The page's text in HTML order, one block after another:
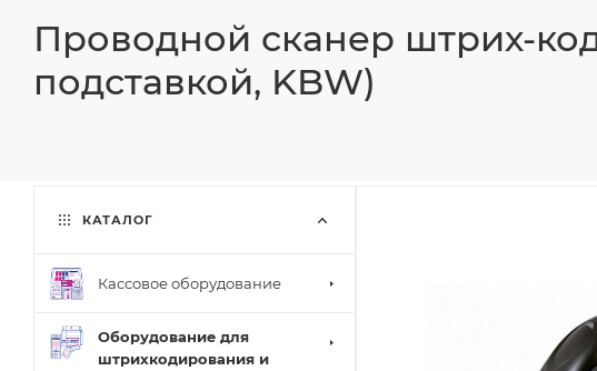
Проводной сканер штрих-
подставкой, KBW)
КАТАЛОГ
Кассовое оборудование
Оборудование для
штрихкодирования и